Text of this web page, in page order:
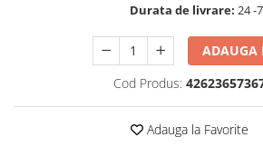
Durata de livrare: 24 -
ADAUGA
Cod Produs:
Adauga la Favorite